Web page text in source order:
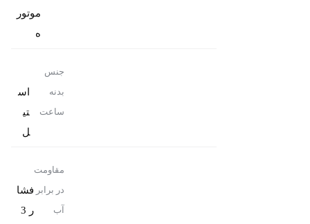
موتور
ه
جنس
بدنه
ساعت
اس
تی
ل
مقاومت
در برابر
آب
فشا
ر 3